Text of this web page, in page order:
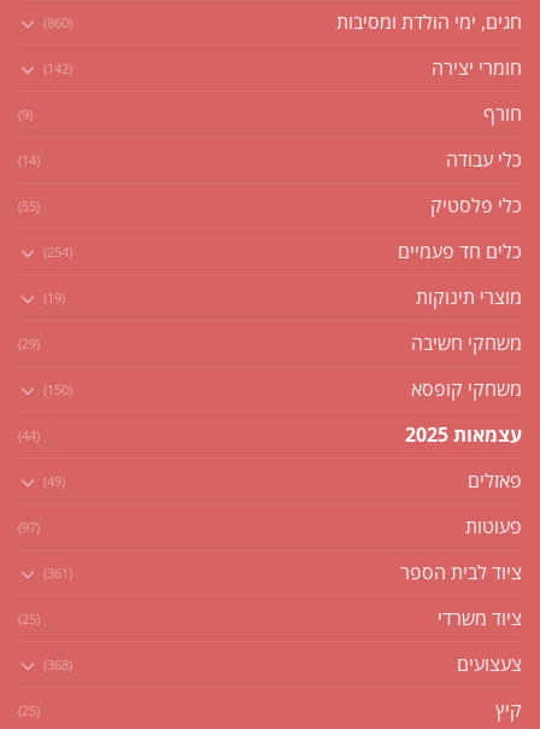
חגים, ימי הולדת ומסיבות (860)
חומרי יצירה (142)
חורף (9)
כלי עבודה (14)
כלי פלסטיק (55)
כלים חד פעמיים (254)
מוצרי תינוקות (19)
משחקי חשיבה (29)
משחקי קופסא (150)
עצמאות 2025 (44)
פאזלים (49)
פעוטות (97)
ציוד לבית הספר (361)
ציוד משרדי (25)
צעצועים (368)
קיץ (25)